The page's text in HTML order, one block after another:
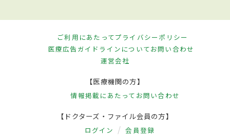
ご利用にあたってプライバシーポリシー
医療広告ガイドラインについてお問い合わせ
運営会社
【医療機関の方】
情報掲載にあたって お問い合わせ
【ドクターズ・ファイル会員の方】
ログイン 会員登録